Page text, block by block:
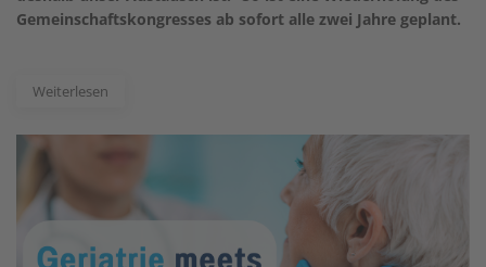
Gemeinschaftskongresses ab sofort alle zwei Jahre geplant.
Weiterlesen